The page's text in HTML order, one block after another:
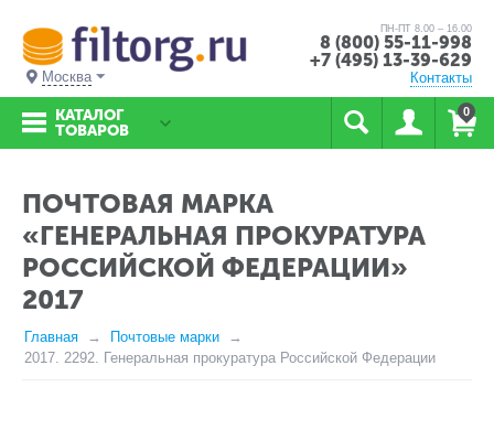
Москва
ПН-ПТ 8.00 – 16.00
8 (800) 55-11-998
+7 (495) 13-39-629
Контакты
0
КАТАЛОГ
ТОВАРОВ
ПОЧТОВАЯ МАРКА
«ГЕНЕРАЛЬНАЯ ПРОКУРАТУРА
РОССИЙСКОЙ ФЕДЕРАЦИИ»
2017
Главная
Почтовые марки
2017. 2292. Генеральная прокуратура Российской Федерации